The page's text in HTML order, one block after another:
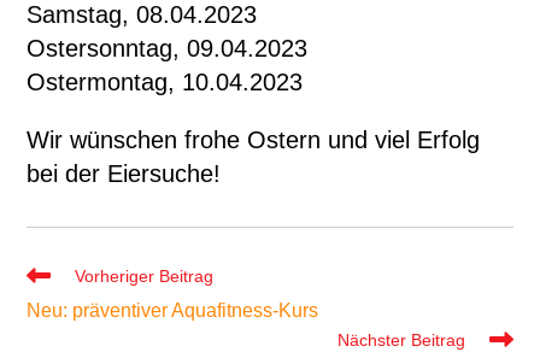
Samstag, 08.04.2023
Ostersonntag, 09.04.2023
Ostermontag, 10.04.2023
Wir wünschen frohe Ostern und viel Erfolg
bei der Eiersuche!
Weitere
ansehen
Vorheriger Beitrag
Neu: präventiver Aquafitness-Kurs
Nächster Beitrag